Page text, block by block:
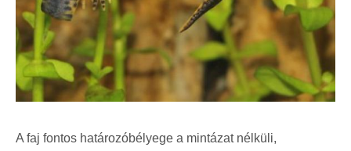
A faj fontos határozóbélyege a mintázat nélküli,